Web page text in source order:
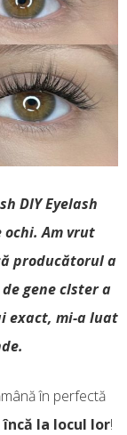
DIY Eyelash
Am vrut
producătorul a
gene clster a
exact, mi-a luat
în perfectă
la locul lor!